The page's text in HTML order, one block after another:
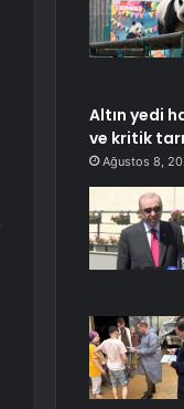
Altın yedi
ve kritik
Ağustos 8,